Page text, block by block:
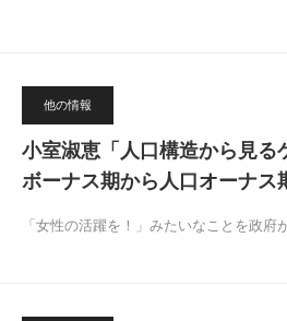
他の情報
小室淑恵「人口構造から見
ボーナス期から人口オーナス
「女性の活躍を！」みたいなことを政